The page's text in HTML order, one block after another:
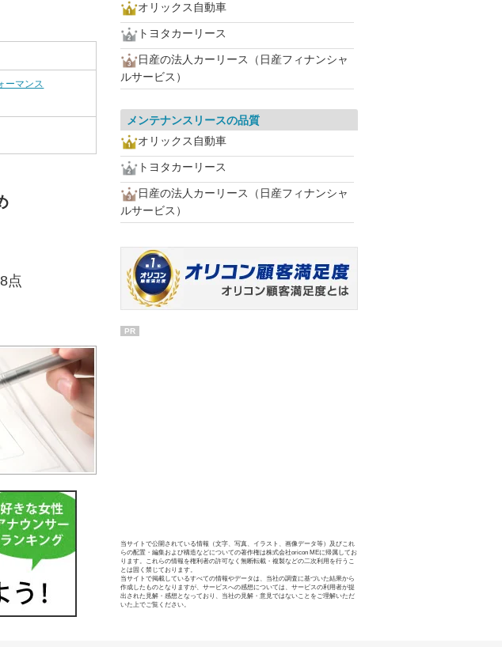
ーマンス
点
オリックス自動車
トヨタカーリース
日産の法人カーリース（日産フィナンシャ
ルサービス）
メンテナンスリースの品質
オリックス自動車
トヨタカーリース
日産の法人カーリース（日産フィナンシャ
ルサービス）
PR
当サイトで公開されている情報（文字、写真、イラスト、画像データ等）及びこれ
らの配置・編集および構造などについての著作権は株式会社oricon MEに帰属してお
ります。これらの情報を権利者の許可なく無断転載・複製などの二次利用を行うこ
とは固く禁じております。
当サイトで掲載しているすべての情報やデータは、当社の調査に基づいた結果から
作成したものとなりますが、サービスへの感想については、サービスの利用者が提
出された見解・感想となっており、当社の見解・意見ではないことをご理解いただ
いた上でご覧ください。